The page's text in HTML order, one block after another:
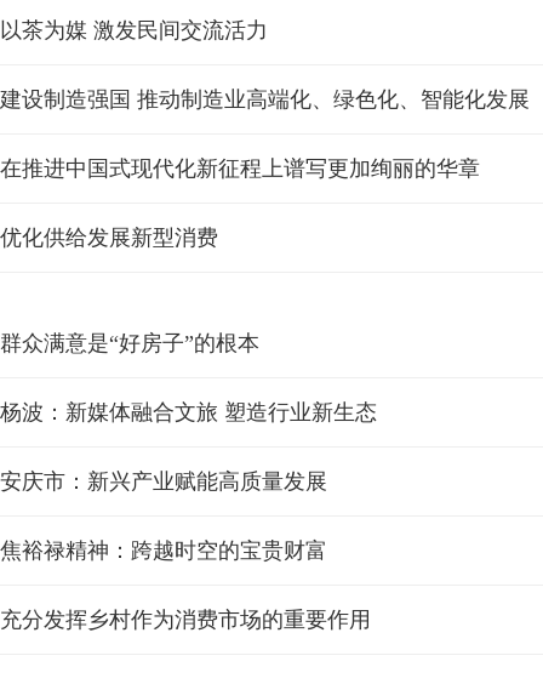
以茶为媒 激发民间交流活力
建设制造强国 推动制造业高端化、绿色化、智能化发展
在推进中国式现代化新征程上谱写更加绚丽的华章
优化供给发展新型消费
群众满意是“好房子”的根本
杨波：新媒体融合文旅 塑造行业新生态
安庆市：新兴产业赋能高质量发展
焦裕禄精神：跨越时空的宝贵财富
充分发挥乡村作为消费市场的重要作用